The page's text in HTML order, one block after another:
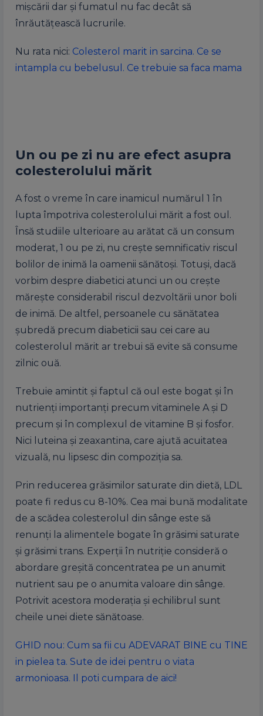
mişcării dar şi fumatul nu fac decât să
înrăutăţească lucrurile.
Nu rata nici: Colesterol marit in sarcina. Ce se
intampla cu bebelusul. Ce trebuie sa faca mama
Un ou pe zi nu are efect asupra
colesterolului mărit
A fost o vreme în care inamicul numărul 1 în
lupta împotriva colesterolului mărit a fost oul.
Însă studiile ulterioare au arătat că un consum
moderat, 1 ou pe zi, nu creşte semnificativ riscul
bolilor de inimă la oamenii sănătoşi. Totuşi, dacă
vorbim despre diabetici atunci un ou creşte
măreşte considerabil riscul dezvoltării unor boli
de inimă. De altfel, persoanele cu sănătatea
şubredă precum diabeticii sau cei care au
colesterolul mărit ar trebui să evite să consume
zilnic ouă.
Trebuie amintit şi faptul că oul este bogat şi în
nutrienţi importanţi precum vitaminele A şi D
precum şi în complexul de vitamine B şi fosfor.
Nici luteina şi zeaxantina, care ajută acuitatea
vizuală, nu lipsesc din compoziţia sa.
Prin reducerea grăsimilor saturate din dietă, LDL
poate fi redus cu 8-10%. Cea mai bună modalitate
de a scădea colesterolul din sânge este să
renunţi la alimentele bogate în grăsimi saturate
şi grăsimi trans. Experţii în nutriţie consideră o
abordare greşită concentratea pe un anumit
nutrient sau pe o anumita valoare din sânge.
Potrivit acestora moderaţia şi echilibrul sunt
cheile unei diete sănătoase.
GHID nou: Cum sa fii cu ADEVARAT BINE cu TINE
in pielea ta. Sute de idei pentru o viata
armonioasa. Il poti cumpara de aici!